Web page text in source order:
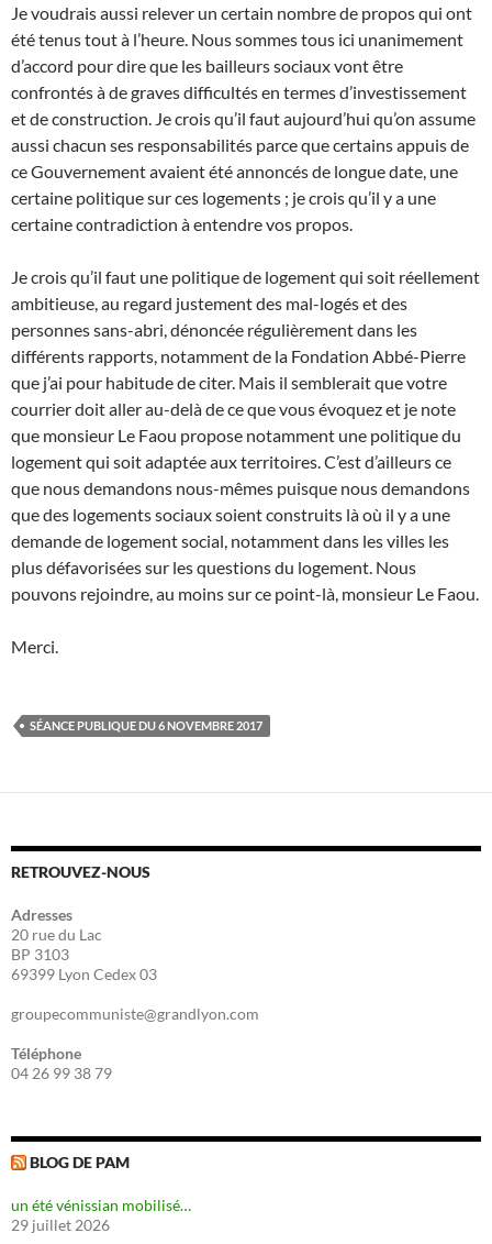
Je voudrais aussi relever un certain nombre de propos qui ont
été tenus tout à l’heure. Nous sommes tous ici unanimement
d’accord pour dire que les bailleurs sociaux vont être
confrontés à de graves difficultés en termes d’investissement
et de construction. Je crois qu’il faut aujourd’hui qu’on assume
aussi chacun ses responsabilités parce que certains appuis de
ce Gouvernement avaient été annoncés de longue date, une
certaine politique sur ces logements ; je crois qu’il y a une
certaine contradiction à entendre vos propos.
Je crois qu’il faut une politique de logement qui soit réellement
ambitieuse, au regard justement des mal-logés et des
personnes sans-abri, dénoncée régulièrement dans les
différents rapports, notamment de la Fondation Abbé-Pierre
que j’ai pour habitude de citer. Mais il semblerait que votre
courrier doit aller au-delà de ce que vous évoquez et je note
que monsieur Le Faou propose notamment une politique du
logement qui soit adaptée aux territoires. C’est d’ailleurs ce
que nous demandons nous-mêmes puisque nous demandons
que des logements sociaux soient construits là où il y a une
demande de logement social, notamment dans les villes les
plus défavorisées sur les questions du logement. Nous
pouvons rejoindre, au moins sur ce point-là, monsieur Le Faou.
Merci.
SÉANCE PUBLIQUE DU 6 NOVEMBRE 2017
RETROUVEZ-NOUS
Adresses
20 rue du Lac
BP 3103
69399 Lyon Cedex 03
groupecommuniste@grandlyon.com
Téléphone
04 26 99 38 79
BLOG DE PAM
un été vénissian mobilisé…
29 juillet 2026